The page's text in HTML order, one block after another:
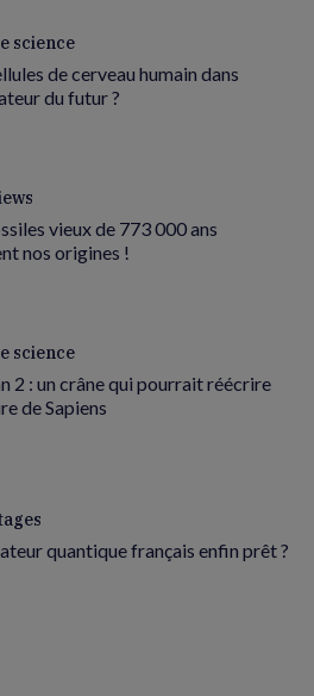
science
de cerveau humain dans
du futur ?
vieux de 773 000 ans
nos origines !
science
2 : un crâne qui pourrait réécrire
de Sapiens
quantique français enfin prêt ?